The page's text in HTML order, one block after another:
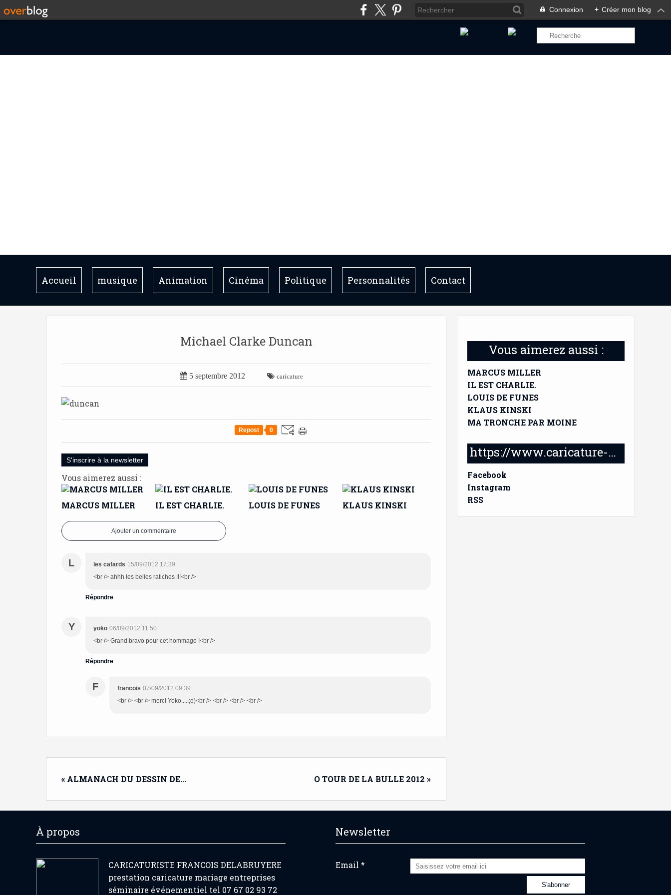
Connexion + Créer mon blog
Accueil musique Animation Cinéma Politique Personnalités Contact
Vous aimerez aussi :
MARCUS MILLER
IL EST CHARLIE.
LOUIS DE FUNES
KLAUS KINSKI
MA TRONCHE PAR MOINE
https://www.caricature-delabruyere.com/
Facebook
Instagram
RSS
Michael Clarke Duncan
 5 septembre 2012  caricature
Repost 0
S'inscrire à la newsletter
Vous aimerez aussi :
MARCUS MILLER IL EST CHARLIE. LOUIS DE FUNES KLAUS KINSKI
Ajouter un commentaire
L les cafards 15/09/2012 17:39
<br /> ahhh les belles ratiches !!!<br />
Répondre
Y yoko 06/09/2012 11:50
<br /> Grand bravo pour cet hommage !<br />
Répondre
F francois 07/09/2012 09:39
<br /> <br /> merci Yoko.....;o)<br /> <br /> <br /> <br />
« ALMANACH DU DESSIN DE... O TOUR DE LA BULLE 2012 »
À propos
CARICATURISTE FRANCOIS DELABRUYERE
prestation caricature mariage entreprises
séminaire événementiel tel 07 67 02 93 72
Newsletter
Email